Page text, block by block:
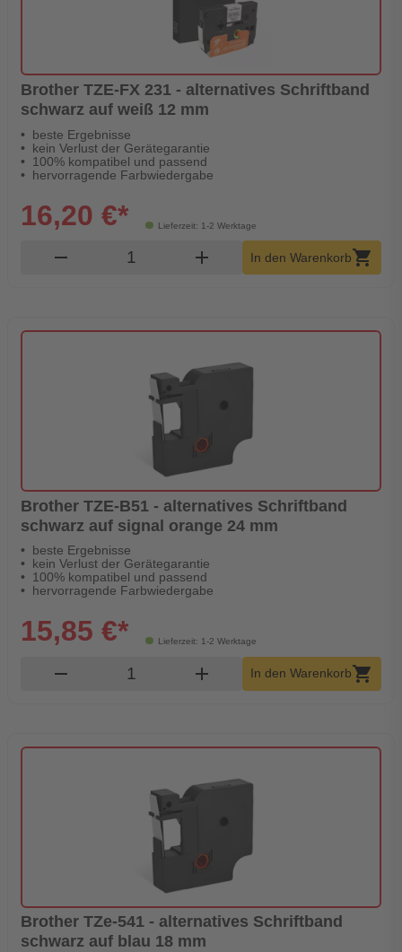
Brother TZE-FX 231 - alternatives Schriftband
schwarz auf weiß 12 mm
beste Ergebnisse
kein Verlust der Gerätegarantie
100% kompatibel und passend
hervorragende Farbwiedergabe
Lieferzeit: 1-2 Werktage
16,20 €*
remove Produkt Warenkorb Menge
add In den Warenkorbshopping_cart
Brother TZE-B51 - alternatives Schriftband
schwarz auf signal orange 24 mm
beste Ergebnisse
kein Verlust der Gerätegarantie
100% kompatibel und passend
hervorragende Farbwiedergabe
Lieferzeit: 1-2 Werktage
15,85 €*
remove Produkt Warenkorb Menge
add In den Warenkorbshopping_cart
Brother TZe-541 - alternatives Schriftband
schwarz auf blau 18 mm